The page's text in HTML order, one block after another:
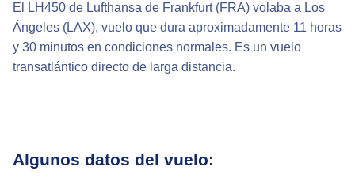
El LH450 de Lufthansa de Frankfurt (FRA) volaba a Los
Ángeles (LAX), vuelo que dura aproximadamente 11 horas
y 30 minutos en condiciones normales. Es un vuelo
transatlántico directo de larga distancia.
Algunos datos del vuelo: